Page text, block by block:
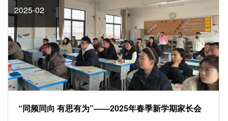
2025-02
“同频同向 有思有为”——2025年春季新学期家长会